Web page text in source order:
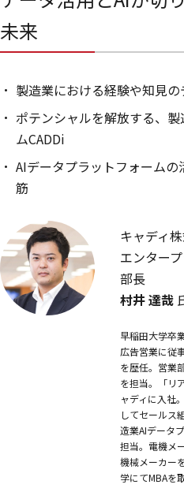
未来
製造業における経験や知見
ポテンシャルを解放する、
ムCADDi
AIデータプラットフォーム
筋
キャディ
エンター
部長
村井 達哉
早稲田大学卒
広告営業に従
を歴任。営業
を担当。「リ
ャディに入社
してセールス
造業AIデータ
担当。電機メ
機械メーカー
学にてMBAを